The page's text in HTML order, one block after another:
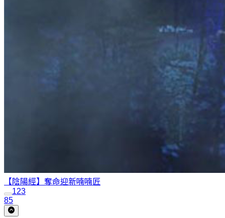
【陰陽經】奪命迎新喃喃匠
123
85